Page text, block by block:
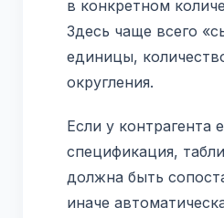
в конкретном
Здесь чаще всего
единицы,
округления.
Если у контрагента
спецификация,
должна быть
иначе